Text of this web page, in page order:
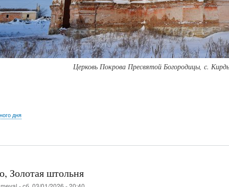
Церковь Покрова Пресвятой Богородицы, с.
дня
Золотая штольня